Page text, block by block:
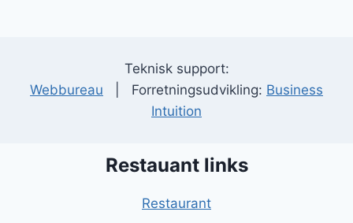
Teknisk support:
Webbureau | Forretningsudvikling: Business
Intuition
Restauant links
Restaurant